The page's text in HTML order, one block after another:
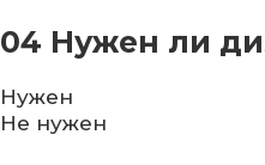
04 Нужен ли
Нужен
Не нужен